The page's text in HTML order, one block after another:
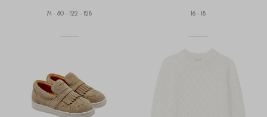
74 - 80 - 122 - 128 16 - 18